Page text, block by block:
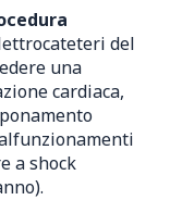
del
una
cardiaca,
a shock